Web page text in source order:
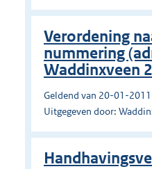
Verordening
nummering
Waddinxveen
Geldend van 20-01-
Uitgegeven door: